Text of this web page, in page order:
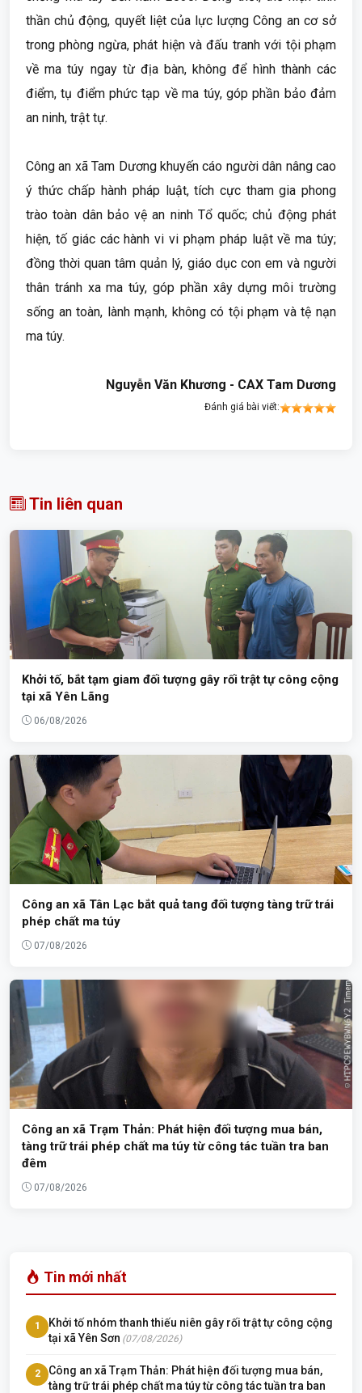
thần chủ động, quyết liệt của lực lượng Công an cơ sở
trong phòng ngừa, phát hiện và đấu tranh với tội phạm
về ma túy ngay từ địa bàn, không để hình thành các
điểm, tụ điểm phức tạp về ma túy, góp phần bảo đảm
an ninh, trật tự.
Công an xã Tam Dương khuyến cáo người dân nâng cao
ý thức chấp hành pháp luật, tích cực tham gia phong
trào toàn dân bảo vệ an ninh Tổ quốc; chủ động phát
hiện, tố giác các hành vi vi phạm pháp luật về ma túy;
đồng thời quan tâm quản lý, giáo dục con em và người
thân tránh xa ma túy, góp phần xây dựng môi trường
sống an toàn, lành mạnh, không có tội phạm và tệ nạn
ma túy.
Nguyễn Văn Khương - CAX Tam Dương
Đánh giá bài viết:
Tin liên quan
Khởi tố, bắt tạm giam đối tượng gây rối trật tự công cộng
tại xã Yên Lãng
06/08/2026
Công an xã Tân Lạc bắt quả tang đối tượng tàng trữ trái
phép chất ma túy
07/08/2026
Công an xã Trạm Thản: Phát hiện đối tượng mua bán,
tàng trữ trái phép chất ma túy từ công tác tuần tra ban
đêm
07/08/2026
Tin mới nhất
1
Khởi tố nhóm thanh thiếu niên gây rối trật tự công cộng
tại xã Yên Sơn (07/08/2026)
2
Công an xã Trạm Thản: Phát hiện đối tượng mua bán,
tàng trữ trái phép chất ma túy từ công tác tuần tra ban